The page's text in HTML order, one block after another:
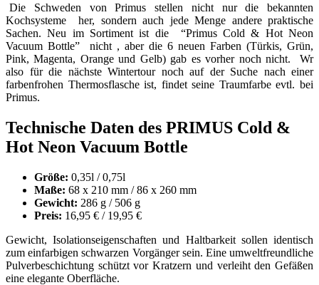
Die Schweden von Primus stellen nicht nur die bekannten
Kochsysteme her, sondern auch jede Menge andere praktische
Sachen. Neu im Sortiment ist die “Primus Cold & Hot Neon
Vacuum Bottle” nicht , aber die 6 neuen Farben (Türkis, Grün,
Pink, Magenta, Orange und Gelb) gab es vorher noch nicht. Wr
also für die nächste Wintertour noch auf der Suche nach einer
farbenfrohen Thermosflasche ist, findet seine Traumfarbe evtl. bei
Primus.
Technische Daten des PRIMUS Cold &
Hot Neon Vacuum Bottle
Größe: 0,35l / 0,75l
Maße: 68 x 210 mm / 86 x 260 mm
Gewicht: 286 g / 506 g
Preis: 16,95 € / 19,95 €
Gewicht, Isolationseigenschaften und Haltbarkeit sollen identisch
zum einfarbigen schwarzen Vorgänger sein. Eine umweltfreundliche
Pulverbeschichtung schützt vor Kratzern und verleiht den Gefäßen
eine elegante Oberfläche.